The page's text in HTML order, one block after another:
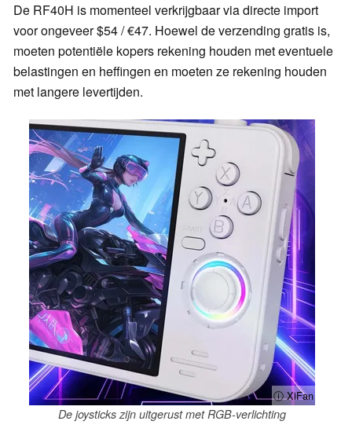
De RF40H is momenteel verkrijgbaar via directe import
voor ongeveer $54 / €47. Hoewel de verzending gratis is,
moeten potentiële kopers rekening houden met eventuele
belastingen en heffingen en moeten ze rekening houden
met langere levertijden.
ⓘ XiFan
De joysticks zijn uitgerust met RGB-verlichting